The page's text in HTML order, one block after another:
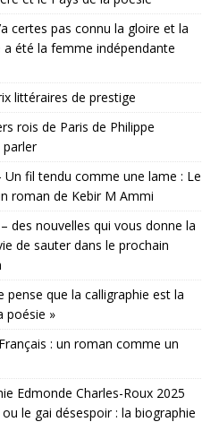
certes pas connu la gloire et la
été la femme indépendante
littéraires de prestige
rois de Paris de Philippe
fil tendu comme une lame : Le
roman de Kebir M Ammi
des nouvelles qui vous donne la
de sauter dans le prochain
pense que la calligraphie est la
poésie »
: un roman comme un
Edmonde Charles-Roux 2025
le gai désespoir : la biographie